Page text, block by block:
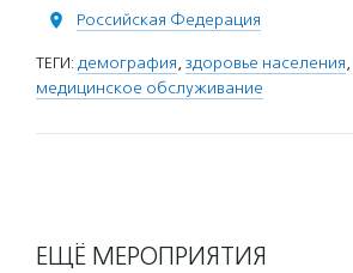
Российская Федерация
ТЕГИ: демография, здоровье населения,
медицинское обслуживание
ЕЩЁ МЕРОПРИЯТИЯ